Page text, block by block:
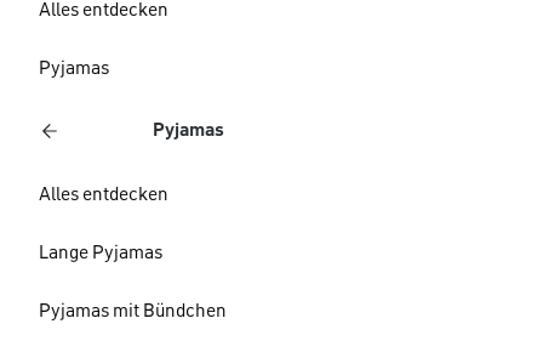
Alles entdecken
Pyjamas
Pyjamas
Alles entdecken
Lange Pyjamas
Pyjamas mit Bündchen